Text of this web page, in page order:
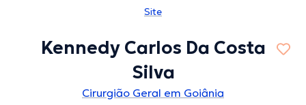
Site
Kennedy Carlos Da Costa
Silva
Cirurgião Geral em Goiânia